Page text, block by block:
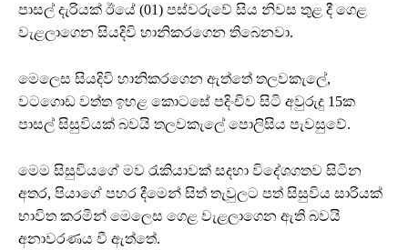
පාසල් දැරියක් ඊයේ (01) පස්වරුවේ සිය නිවස තුළ දී ගෙළ
වැළලාගෙන සියදිවි හානිකරගෙන තිබෙනවා.
මෙලෙස සියදිවි හානිකරගෙන ඇත්තේ තලවකැලේ,
වටගොඩ වත්ත ඉහළ කොටසේ පදිංචිව සිටි අවුරුදු 15ක
පාසල් සිසුවියක් බවයි තලවකැලේ පොලිසිය පැවසුවේ.
මෙම සිසුවියගේ මව රැකියාවක් සදහා විදේශගතව සිටින
අතර, පියාගේ පහර දීමෙන් සිත් තැවුලට පත් සිසුවිය සාරියක්
භාවිත කරමින් මෙලෙස ගෙළ වැළලාගෙන ඇති බවයි
අනාවරණය වී ඇත්තේ.